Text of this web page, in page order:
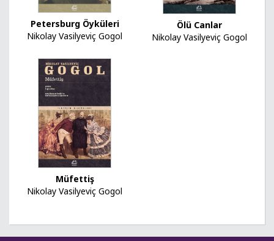
Petersburg Öyküleri
Nikolay Vasilyeviç Gogol
Ölü Canlar
Nikolay Vasilyeviç Gogol
Müfettiş
Nikolay Vasilyeviç Gogol